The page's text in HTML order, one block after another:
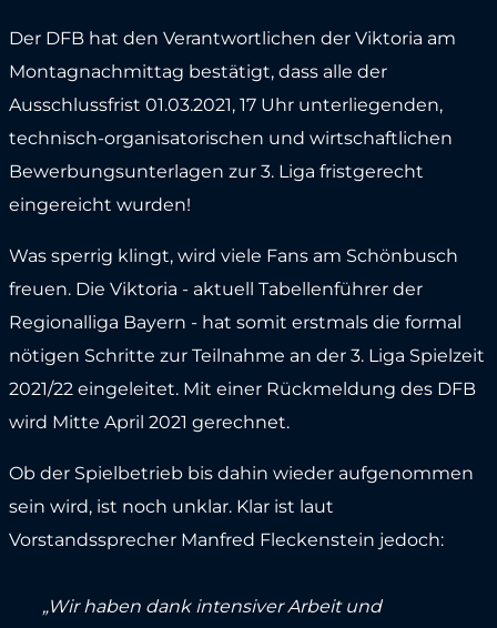
Der DFB hat den Verantwortlichen der Viktoria am
Montagnachmittag bestätigt, dass alle der
Ausschlussfrist 01.03.2021, 17 Uhr unterliegenden,
technisch-organisatorischen und wirtschaftlichen
Bewerbungsunterlagen zur 3. Liga fristgerecht
eingereicht wurden!
Was sperrig klingt, wird viele Fans am Schönbusch
freuen. Die Viktoria - aktuell Tabellenführer der
Regionalliga Bayern - hat somit erstmals die formal
nötigen Schritte zur Teilnahme an der 3. Liga Spielzeit
2021/22 eingeleitet. Mit einer Rückmeldung des DFB
wird Mitte April 2021 gerechnet.
Ob der Spielbetrieb bis dahin wieder aufgenommen
sein wird, ist noch unklar. Klar ist laut
Vorstandssprecher Manfred Fleckenstein jedoch:
„Wir haben dank intensiver Arbeit und